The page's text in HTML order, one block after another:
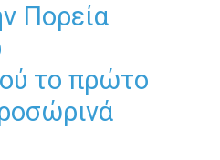
Πορεία
το πρώτο